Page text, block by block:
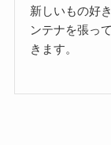
新しいもの好
ンテナを張っ
きます。